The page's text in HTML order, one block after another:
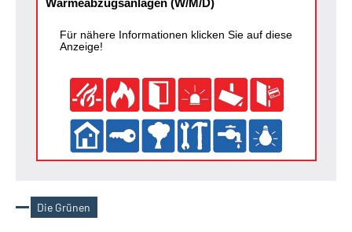
Für nähere Informationen klicken Sie auf diese
Anzeige!
Schlagwörter
Die Grünen